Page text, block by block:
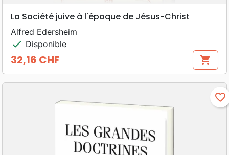
La Société juive à l'époque de Jésus-Christ
Alfred Edersheim
check Disponible
Prix
32,16 CHF shopping_cart
favorite_border